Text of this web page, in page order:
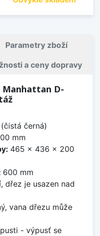
Parametry zboží
a ceny dopravy
Manhattan D-
černá)
mm
465 x 436 x 200
600 mm
dřez je usazen nad
vana dřezu může
- výpusť se